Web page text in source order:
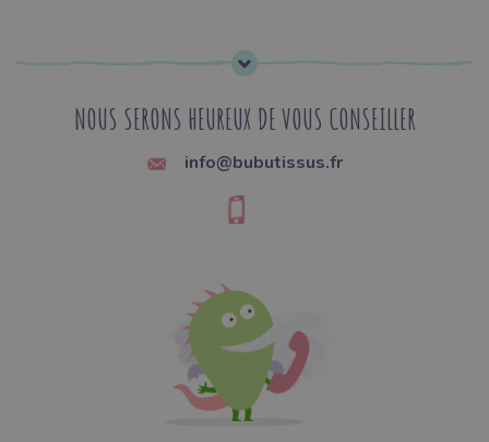
NOUS SERONS HEUREUX DE VOUS CONSEILLER
info@bubutissus.fr